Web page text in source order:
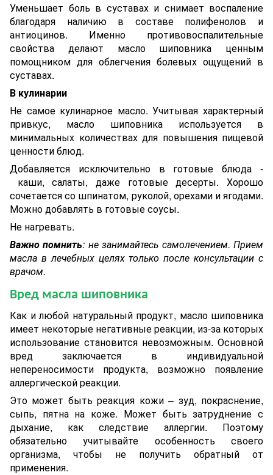
Уменьшает боль в суставах и снимает воспаление
благодаря наличию в составе полифенолов и
антиоцинов. Именно противовоспалительные
свойства делают масло шиповника ценным
помощником для облегчения болевых ощущений в
суставах.
В кулинарии
Не самое кулинарное масло. Учитывая характерный
привкус, масло шиповника используется в
минимальных количествах для повышения пищевой
ценности блюд.
Добавляется исключительно в готовые блюда -
каши, салаты, даже готовые десерты. Хорошо
сочетается со шпинатом, руколой, орехами и ягодами.
Можно добавлять в готовые соусы.
Не нагревать.
Важно помнить: не занимайтесь самолечением. Прием
масла в лечебных целях только после консультации с
врачом.
Вред масла шиповника
Как и любой натуральный продукт, масло шиповника
имеет некоторые негативные реакции, из-за которых
использование становится невозможным. Основной
вред заключается в индивидуальной
непереносимости продукта, возможно появление
аллергической реакции.
Это может быть реакция кожи – зуд, покраснение,
сыпь, пятна на коже. Может быть затруднение с
дыхание, как следствие аллергии. Поэтому
обязательно учитывайте особенность своего
организма, чтобы не получить обратный от
применения.